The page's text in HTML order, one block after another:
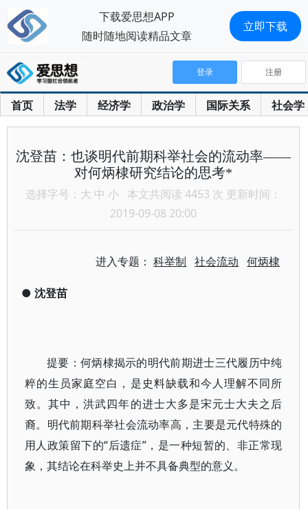
首页 法学 经济学 政治学 国际关系 社会学
登录 注册
沈登苗：也谈明代前期科举社会的流动率——
对何炳棣研究结论的思考*
选择字号： 大 中 小 本文共阅读 4453 次 更新时间：
2019-09-08 20:00
进入专题：科举制 社会流动 何炳棣
● 沈登苗
提要：何炳棣揭示的明代前期进士三代履历中纯
粹的生员家庭空白，是史料缺载和今人理解不同所
致。其中，洪武四年的进士大多是宋元士大夫之后
裔。明代前期科举社会流动率高，主要是元代特殊的
用人政策留下的“后遗症”，是一种短暂的、非正常现
象，其结论在科举史上并不具备典型的意义。
下载爱思想APP
随时随地阅读精品文章
立即下载